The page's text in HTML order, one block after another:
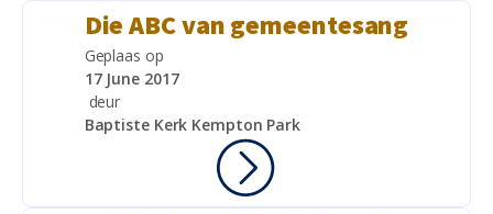
Die ABC van gemeentesang
Geplaas op
17 June 2017
deur
Baptiste Kerk Kempton Park